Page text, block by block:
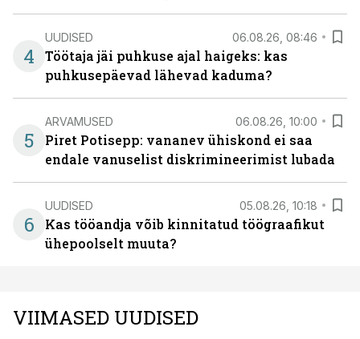
4
UUDISED 06.08.26, 08:46
Töötaja jäi puhkuse ajal haigeks: kas
puhkusepäevad lähevad kaduma?
5
ARVAMUSED 06.08.26, 10:00
Piret Potisepp: vananev ühiskond ei saa
endale vanuselist diskrimineerimist lubada
6
UUDISED 05.08.26, 10:18
Kas tööandja võib kinnitatud töögraafikut
ühepoolselt muuta?
VIIMASED UUDISED